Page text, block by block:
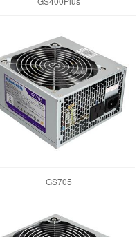
GS705